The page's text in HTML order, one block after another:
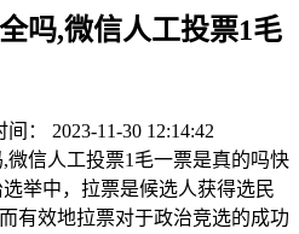
吗,微信人工投票1毛
间： 2023-11-30 12:14:42
微信人工投票1毛一票是真的吗快
举中，拉票是候选人获得选民
有效地拉票对于政治竞选的成功